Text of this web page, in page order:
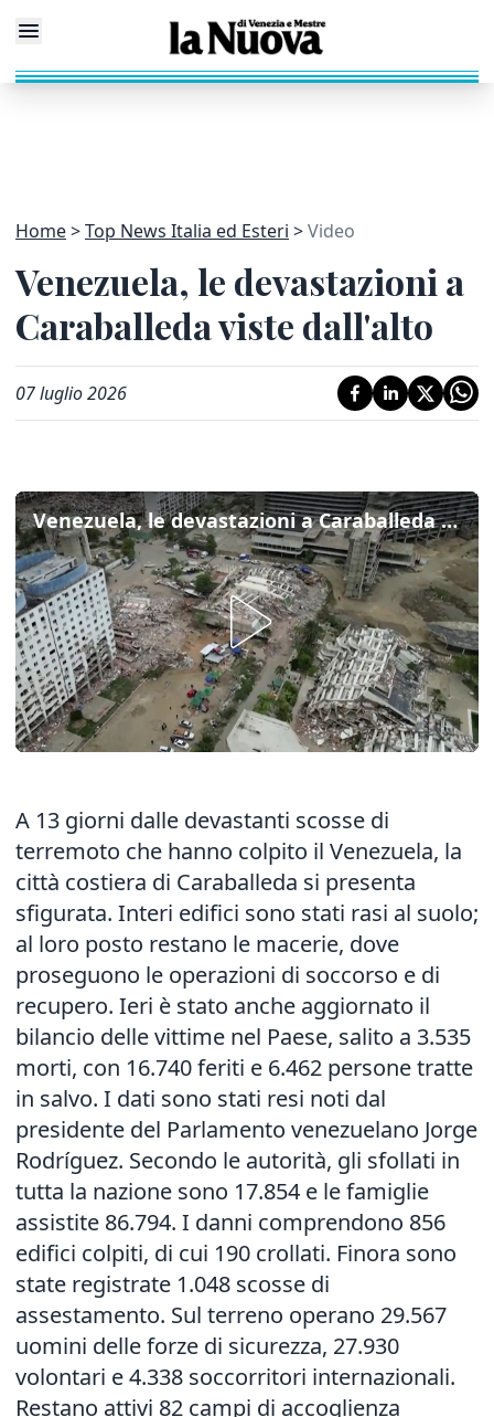
Home Top News Italia ed Esteri Video
Venezuela, le devastazioni a
Caraballeda viste dall'alto
07 luglio 2026
Venezuela, le devastazioni a Caraballeda viste dall'alto
A 13 giorni dalle devastanti scosse di
terremoto che hanno colpito il Venezuela, la
città costiera di Caraballeda si presenta
sfigurata. Interi edifici sono stati rasi al suolo;
al loro posto restano le macerie, dove
proseguono le operazioni di soccorso e di
recupero. Ieri è stato anche aggiornato il
bilancio delle vittime nel Paese, salito a 3.535
morti, con 16.740 feriti e 6.462 persone tratte
in salvo. I dati sono stati resi noti dal
presidente del Parlamento venezuelano Jorge
Rodríguez. Secondo le autorità, gli sfollati in
tutta la nazione sono 17.854 e le famiglie
assistite 86.794. I danni comprendono 856
edifici colpiti, di cui 190 crollati. Finora sono
state registrate 1.048 scosse di
assestamento. Sul terreno operano 29.567
uomini delle forze di sicurezza, 27.930
volontari e 4.338 soccorritori internazionali.
Restano attivi 82 campi di accoglienza